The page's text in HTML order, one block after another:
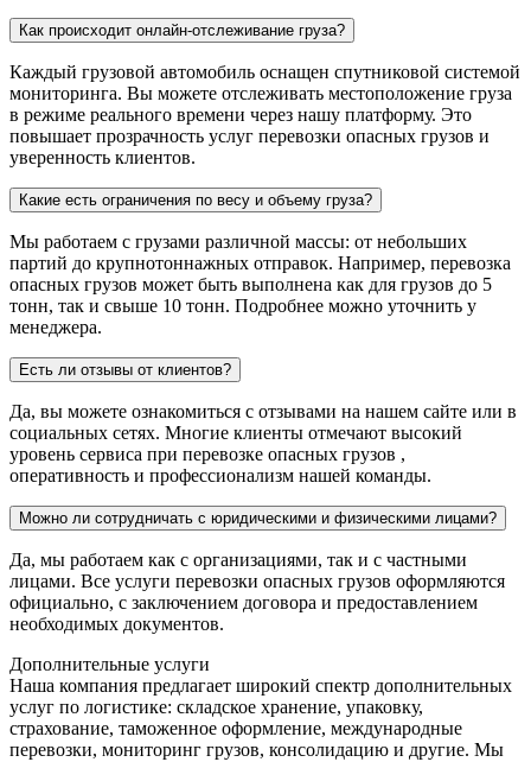
Как происходит онлайн-отслеживание груза?
Каждый грузовой автомобиль оснащен спутниковой системой
мониторинга. Вы можете отслеживать местоположение груза
в режиме реального времени через нашу платформу. Это
повышает прозрачность услуг перевозки опасных грузов и
уверенность клиентов.
Какие есть ограничения по весу и объему груза?
Мы работаем с грузами различной массы: от небольших
партий до крупнотоннажных отправок. Например, перевозка
опасных грузов может быть выполнена как для грузов до 5
тонн, так и свыше 10 тонн. Подробнее можно уточнить у
менеджера.
Есть ли отзывы от клиентов?
Да, вы можете ознакомиться с отзывами на нашем сайте или в
социальных сетях. Многие клиенты отмечают высокий
уровень сервиса при перевозке опасных грузов ,
оперативность и профессионализм нашей команды.
Можно ли сотрудничать с юридическими и физическими лицами?
Да, мы работаем как с организациями, так и с частными
лицами. Все услуги перевозки опасных грузов оформляются
официально, с заключением договора и предоставлением
необходимых документов.
Дополнительные услуги
Наша компания предлагает широкий спектр дополнительных
услуг по логистике: складское хранение, упаковку,
страхование, таможенное оформление, международные
перевозки, мониторинг грузов, консолидацию и другие. Мы